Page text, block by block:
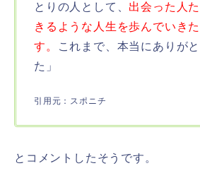
とりの人として、 出会った人
きるような人生を歩んでいき
す。
これまで、本当にありが
た」
引用元：スポニチ
とコメントしたそうです。